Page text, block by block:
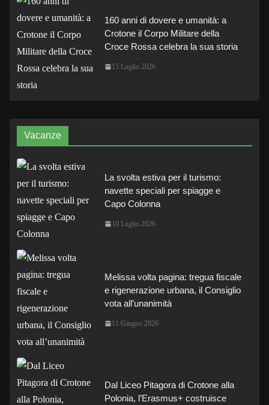
160 anni di dovere e umanità: a
Crotone il Corpo Militare della
Croce Rossa celebra la sua storia
15 Luglio 2026
Vacanze
La svolta estiva per il turismo:
navette speciali per spiagge e
Capo Colonna
10 Luglio 2026
Melissa volta pagina: tregua fiscale
e rigenerazione urbana, il Consiglio
vota all’unanimità
11 Giugno 2026
Dal Liceo Pitagora di Crotone alla
Polonia, l’Erasmus+ costruisce